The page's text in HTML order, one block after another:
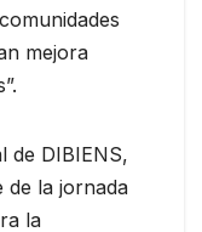
mejora
de DIBIENS,
de la jornada
la